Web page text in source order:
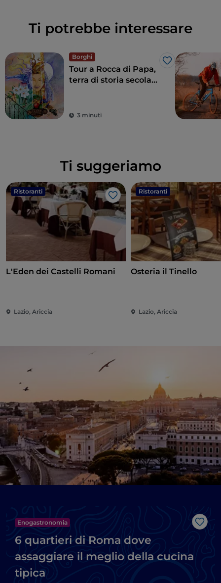
Ti potrebbe interessare
Borghi
Like
Tour a Rocca di Papa,
terra di storia secolare
3 minuti
Ti suggeriamo
Ristoranti
Like
L'Eden dei Castelli Romani
Lazio, Ariccia
Ristoranti
Osteria il Tinello
Lazio, Ariccia
Like
Enogastronomia
6 quartieri di Roma dove
assaggiare il meglio della cucina
tipica